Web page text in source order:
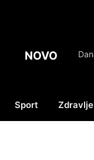
NOVO
Sport Zdravlje